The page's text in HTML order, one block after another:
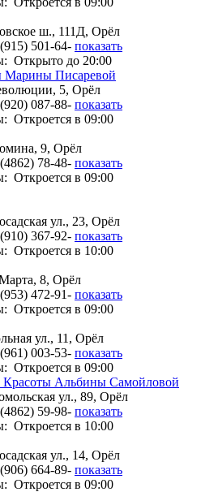
ш., 111Д, Орёл
501-64- показать
Открыто до 20:00
Марины Писаревой
5, Орёл
087-88- показать
Откроется в 09:00
9, Орёл
78-48- показать
Откроется в 09:00
ул., 23, Орёл
367-92- показать
Откроется в 10:00
8, Орёл
472-91- показать
Откроется в 09:00
ул., 11, Орёл
003-53- показать
Откроется в 09:00
Альбины Самойловой
ул., 89, Орёл
59-98- показать
Откроется в 10:00
ул., 14, Орёл
664-89- показать
Откроется в 09:00